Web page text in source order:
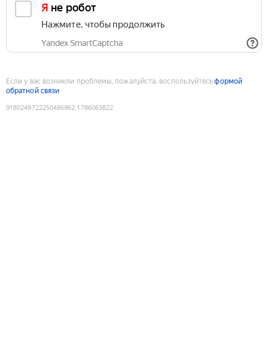
Я не робот
Нажмите, чтобы продолжить
Yandex SmartCaptcha
Если у вас возникли проблемы, пожалуйста, воспользуйтесьформой
обратной связи
9180249722250486962:1786063822